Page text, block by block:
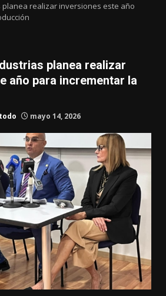
planea realizar inversiones este año
planea realizar
año para incrementar la
mayo 14, 2026